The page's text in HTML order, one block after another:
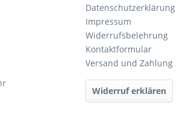
Datenschutzerklärung
Impressum
Widerrufsbelehrung
Kontaktformular
Versand und Zahlung
Widerruf erklären